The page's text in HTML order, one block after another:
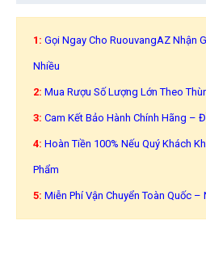
1: Gọi Ngay Cho RuouvangAZ Nhận
Nhiều
2: Mua Rượu Số Lượng Lớn Theo
3: Cam Kết Bảo Hành Chính Hãng –
4: Hoàn Tiền 100% Nếu Quý Khách
Phẩm
5: Miễn Phí Vận Chuyển Toàn Quốc –